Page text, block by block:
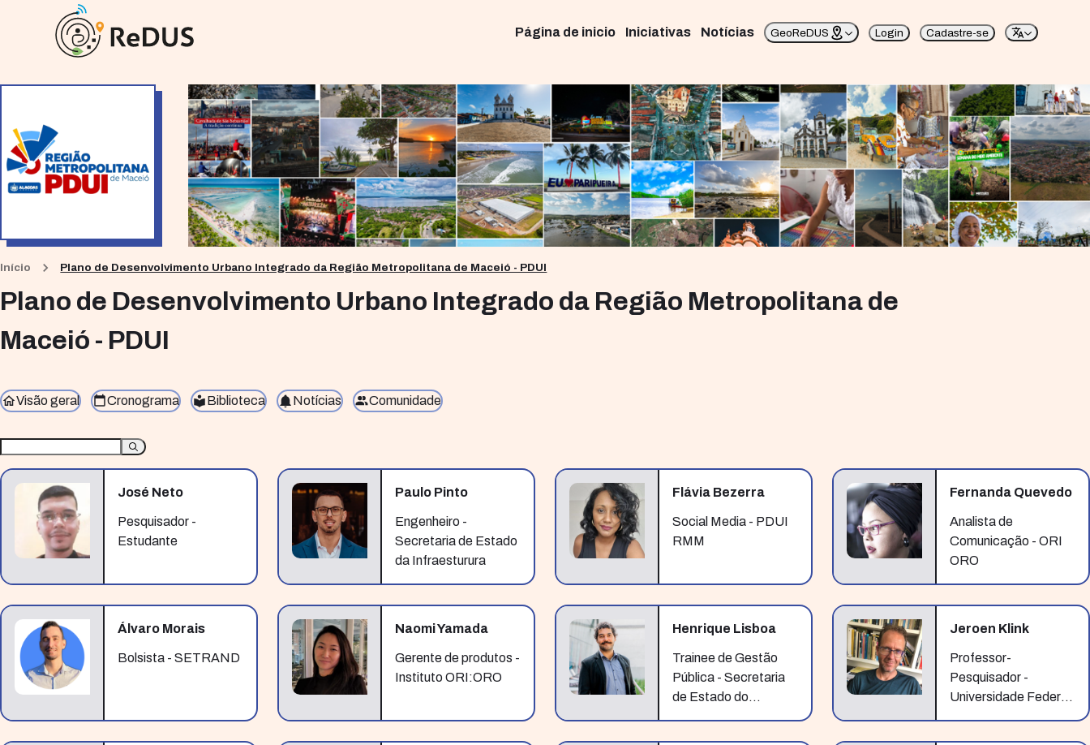
Página de inicio Iniciativas Notícias GeoReDUS Login Cadastre-se
Início Plano de Desenvolvimento Urbano Integrado da Região Metropolitana de Maceió - PDUI
Plano de Desenvolvimento Urbano Integrado da Região Metropolitana de
Maceió - PDUI
Visão geral Cronograma Biblioteca Notícias Comunidade
José Neto
Pesquisador -
Estudante
Paulo Pinto
Engenheiro -
Secretaria de Estado
da Infraesturura
Flávia Bezerra
Social Media - PDUI
RMM
Fernanda Quevedo
Analista de
Comunicação - ORI
ORO
Álvaro Morais
Bolsista - SETRAND
Naomi Yamada
Gerente de produtos -
Instituto ORI:ORO
Henrique Lisboa
Trainee de Gestão
Pública - Secretaria
de Estado do
Jeroen Klink
Professor-
Pesquisador -
Universidade Federal